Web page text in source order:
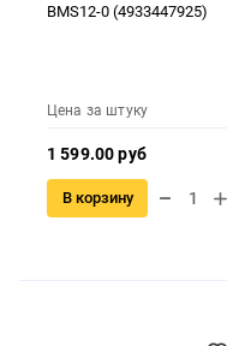
BMS12-0 (4933447925)
Цена за штуку
1 599.00 руб
В корзину